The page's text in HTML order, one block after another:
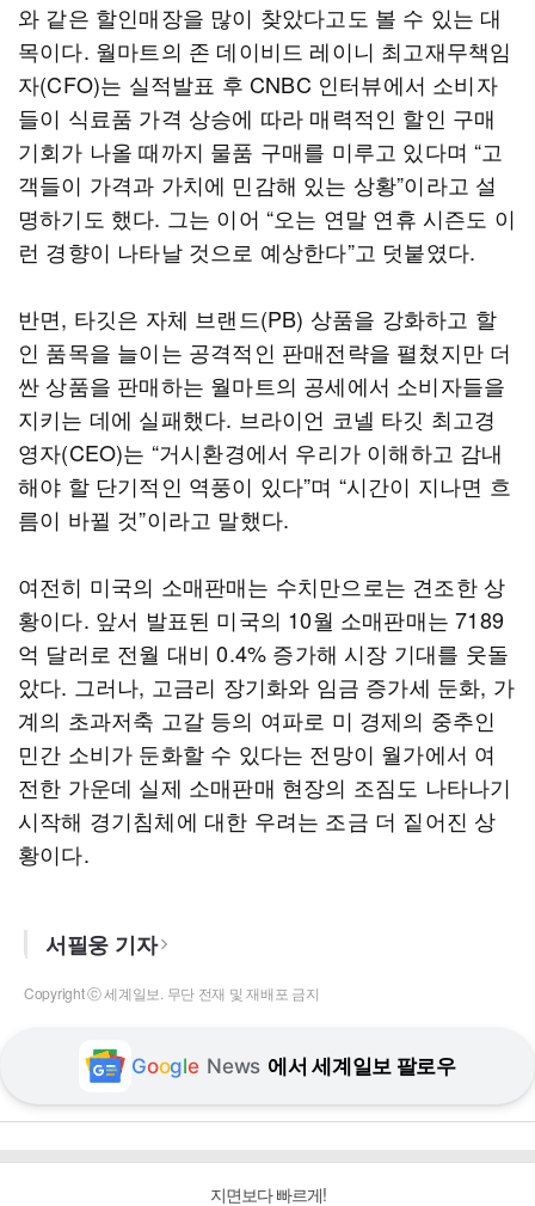
와 같은 할인매장을 많이 찾았다고도 볼 수 있는 대
목이다. 월마트의 존 데이비드 레이니 최고재무책임
자(CFO)는 실적발표 후 CNBC 인터뷰에서 소비자
들이 식료품 가격 상승에 따라 매력적인 할인 구매
기회가 나올 때까지 물품 구매를 미루고 있다며 “고
객들이 가격과 가치에 민감해 있는 상황”이라고 설
명하기도 했다. 그는 이어 “오는 연말 연휴 시즌도 이
런 경향이 나타날 것으로 예상한다”고 덧붙였다.
반면, 타깃은 자체 브랜드(PB) 상품을 강화하고 할
인 품목을 늘이는 공격적인 판매전략을 펼쳤지만 더
싼 상품을 판매하는 월마트의 공세에서 소비자들을
지키는 데에 실패했다. 브라이언 코넬 타깃 최고경
영자(CEO)는 “거시환경에서 우리가 이해하고 감내
해야 할 단기적인 역풍이 있다”며 “시간이 지나면 흐
름이 바뀔 것”이라고 말했다.
여전히 미국의 소매판매는 수치만으로는 견조한 상
황이다. 앞서 발표된 미국의 10월 소매판매는 7189
억 달러로 전월 대비 0.4% 증가해 시장 기대를 웃돌
았다. 그러나, 고금리 장기화와 임금 증가세 둔화, 가
계의 초과저축 고갈 등의 여파로 미 경제의 중추인
민간 소비가 둔화할 수 있다는 전망이 월가에서 여
전한 가운데 실제 소매판매 현장의 조짐도 나타나기
시작해 경기침체에 대한 우려는 조금 더 짙어진 상
황이다.
서필웅 기자
Copyright ⓒ 세계일보. 무단 전재 및 재배포 금지
Google News 에서 세계일보 팔로우
지면보다 빠르게!